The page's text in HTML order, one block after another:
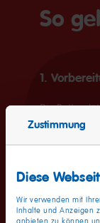
Zustimmung
Diese
Wir verwenden mit
Inhalte und Anzeigen
So
1.
Die
schmelzen